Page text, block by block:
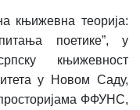
књижевна теорија:
поетике”, у
књижевност
у Новом Саду,
ФФУНС,